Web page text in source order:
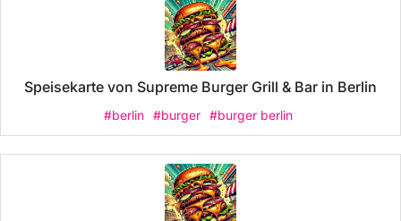
Speisekarte von Supreme Burger Grill & Bar in Berlin
#berlin #burger #burger berlin